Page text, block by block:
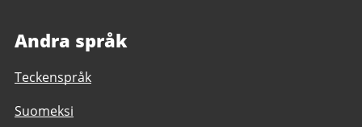
Andra språk
Teckenspråk
Suomeksi